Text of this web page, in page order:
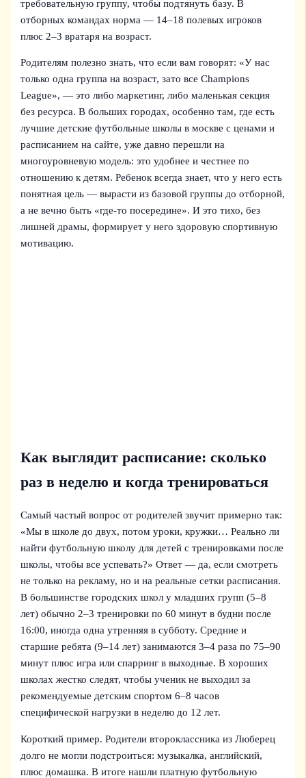
требовательную группу, чтобы подтянуть базу. В
отборных командах норма — 14–18 полевых игроков
плюс 2–3 вратаря на возраст.
Родителям полезно знать, что если вам говорят: «У нас
только одна группа на возраст, зато все Champions
League», — это либо маркетинг, либо маленькая секция
без ресурсa. В больших городах, особенно там, где есть
лучшие детские футбольные школы в москве с ценами и
расписанием на сайте, уже давно перешли на
многоуровневую модель: это удобнее и честнее по
отношению к детям. Ребенок всегда знает, что у него есть
понятная цель — вырасти из базовой группы до отборной,
а не вечно быть «где-то посередине». И это тихо, без
лишней драмы, формирует у него здоровую спортивную
мотивацию.
Как выглядит расписание: сколько
раз в неделю и когда тренироваться
Самый частый вопрос от родителей звучит примерно так:
«Мы в школе до двух, потом уроки, кружки… Реально ли
найти футбольную школу для детей с тренировками после
школы, чтобы все успевать?» Ответ — да, если смотреть
не только на рекламу, но и на реальные сетки расписания.
В большинстве городских школ у младших групп (5–8
лет) обычно 2–3 тренировки по 60 минут в будни после
16:00, иногда одна утренняя в субботу. Средние и
старшие ребята (9–14 лет) занимаются 3–4 раза по 75–90
минут плюс игра или спарринг в выходные. В хороших
школах жестко следят, чтобы ученик не выходил за
рекомендуемые детским спортом 6–8 часов
специфической нагрузки в неделю до 12 лет.
Короткий пример. Родители второклассника из Люберец
долго не могли подстроиться: музыкалка, английский,
плюс домашка. В итоге нашли платную футбольную